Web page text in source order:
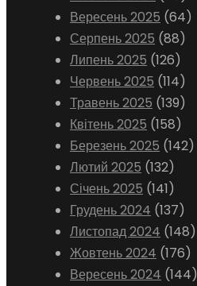
Вересень 2025 (64)
Серпень 2025 (88)
Липень 2025 (126)
Червень 2025 (114)
Травень 2025 (139)
Квітень 2025 (158)
Березень 2025 (142)
Лютий 2025 (132)
Січень 2025 (141)
Грудень 2024 (137)
Листопад 2024 (148)
Жовтень 2024 (176)
Вересень 2024 (144)